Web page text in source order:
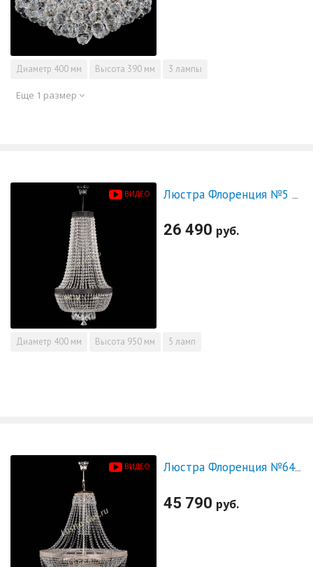
Диаметр 400 мм Высота 390 мм 3 лампы
Еще 1 размер
ВИДЕО Люстра Флоренция №5 Купол черная
26 490 руб.
Диаметр 400 мм Высота 950 мм 5 ламп
ВИДЕО Люстра Флоренция №64 с подвесом
45 790 руб.